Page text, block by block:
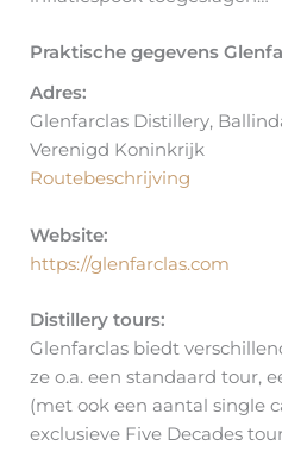
Praktische gegevens
Adres:
Glenfarclas Distillery,
Verenigd Koninkrijk
Routebeschrijving
Website:
https://glenfarclas.com
Distillery tours:
Glenfarclas biedt
ze o.a. een standaard tour,
(met ook een aantal single
exclusieve Five Decades